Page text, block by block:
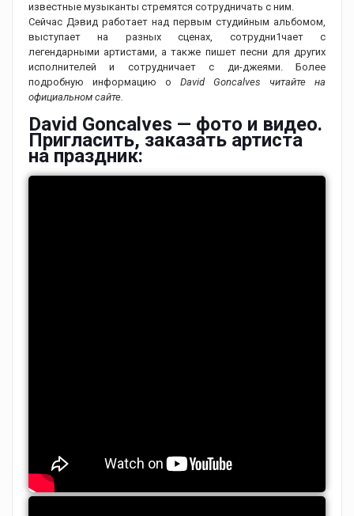
известные музыканты стремятся сотрудничать с ним.
Сейчас Дэвид работает над первым студийным альбомом,
выступает на разных сценах, сотрудни1чает с
легендарными артистами, а также пишет песни для других
исполнителей и сотрудничает с ди-джеями. Более
подробную информацию о David Goncalves читайте на
официальном сайте.
David Goncalves — фото и видео.
Пригласить, заказать артиста
на праздник: